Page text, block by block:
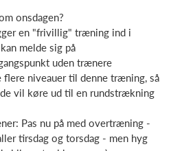
onsdagen?
en "frivillig" træning ind i
melde sig på
uden trænere
flere niveauer til denne træning, så
vil køre ud til en rundstrækning
Pas nu på med overtræning -
tirsdag og torsdag - men hyg